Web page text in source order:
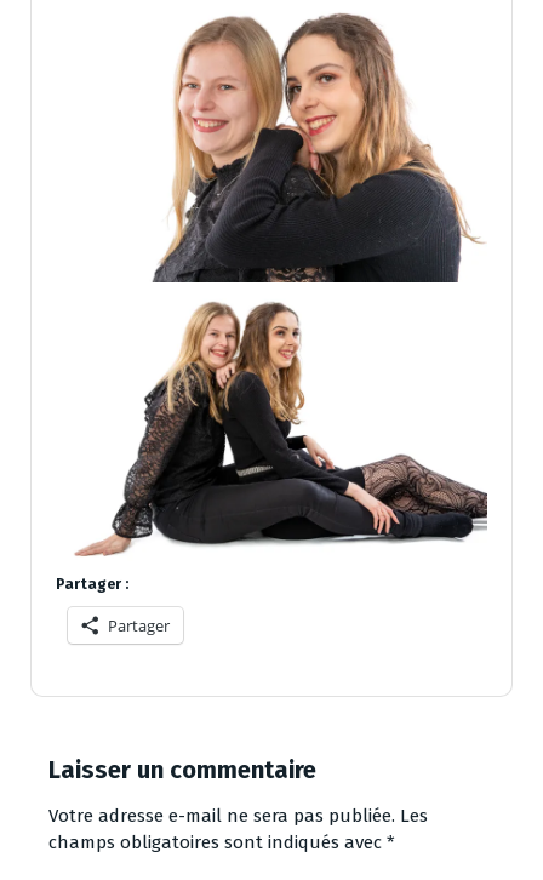
Partager :
Partager
Laisser un commentaire
Votre adresse e-mail ne sera pas publiée. Les
champs obligatoires sont indiqués avec *